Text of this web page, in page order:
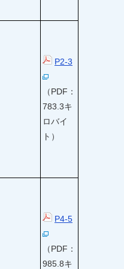
P2-3
（PDF：
783.3キ
ロバイ
ト）
P4-5
（PDF：
985.8キ